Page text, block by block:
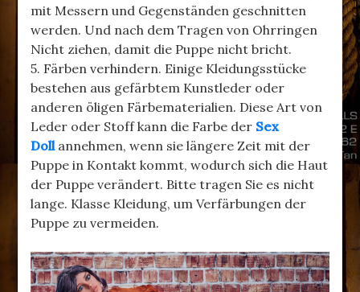
mit Messern und Gegenständen geschnitten
werden. Und nach dem Tragen von Ohrringen
Nicht ziehen, damit die Puppe nicht bricht.
5. Färben verhindern. Einige Kleidungsstücke
bestehen aus gefärbtem Kunstleder oder
anderen öligen Färbematerialien. Diese Art von
Leder oder Stoff kann die Farbe der Sex
Dollannehmen, wenn sie längere Zeit mit der
Puppe in Kontakt kommt, wodurch sich die Haut
der Puppe verändert. Bitte tragen Sie es nicht
lange. Klasse Kleidung, um Verfärbungen der
Puppe zu vermeiden.